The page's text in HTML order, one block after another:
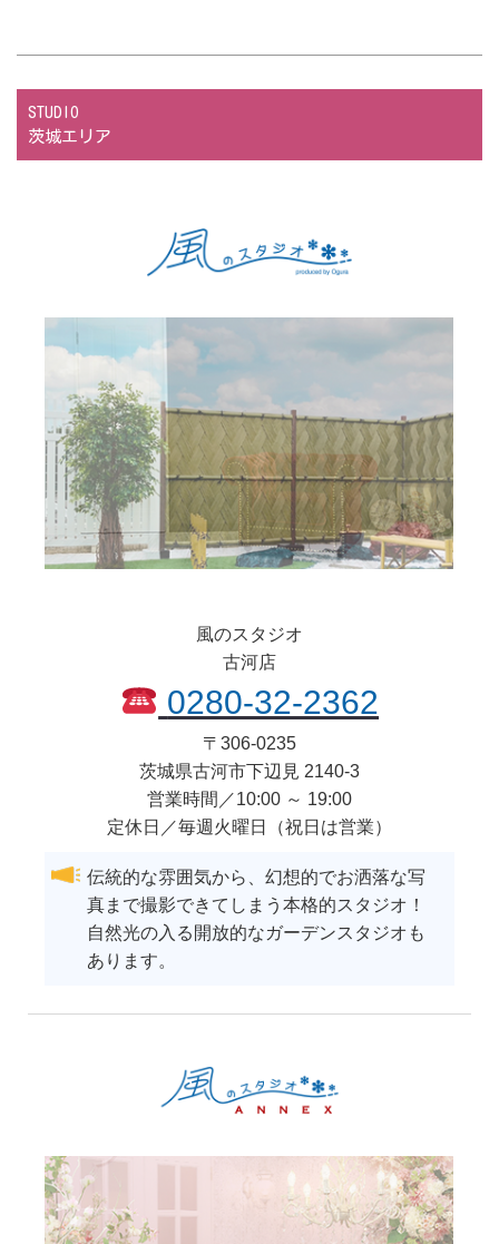
STUDIO
茨城エリア
風のスタジオ
古河店
0280-32-2362
〒 306-0235
茨城県古河市下辺見 2140-3
営業時間／10:00 ～ 19:00
定休日／毎週火曜日（祝日は営業）
伝統的な雰囲気から、幻想的でお洒落な写
真まで撮影できてしまう本格的スタジオ！
自然光の入る開放的なガーデンスタジオも
あります。